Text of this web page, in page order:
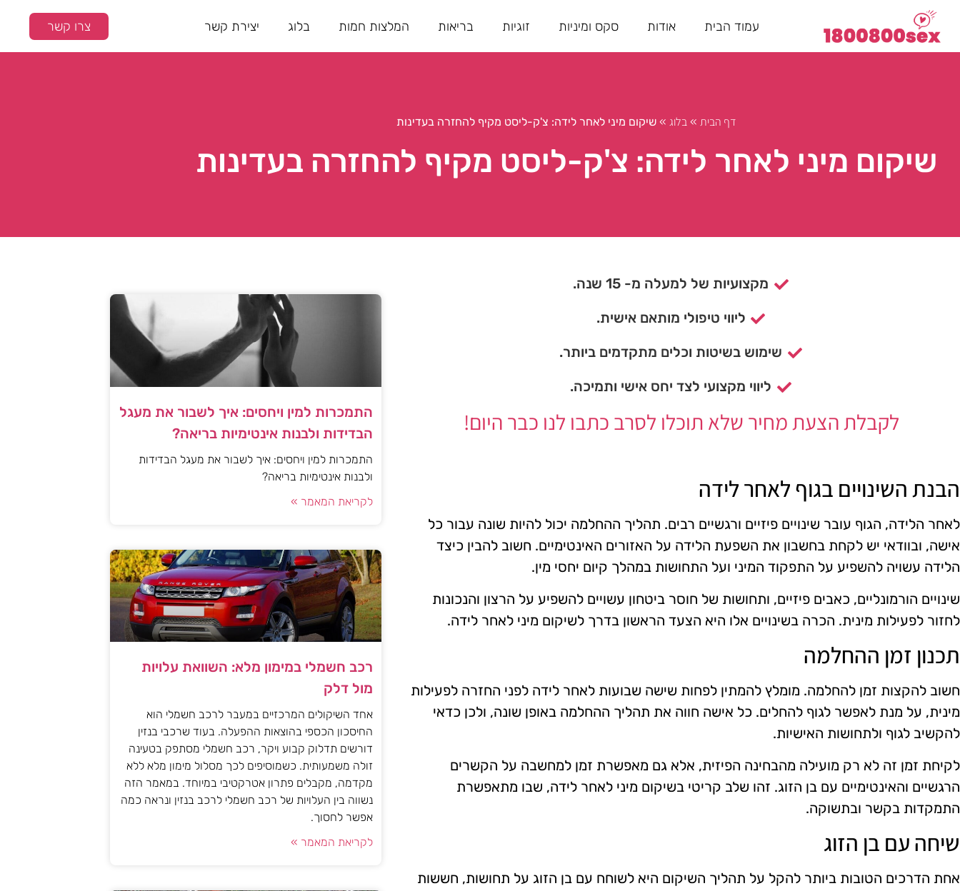
עמוד הבית אודות סקס ומיניות זוגיות בריאות המלצות חמות בלוג יצירת קשר צרו קשר
דף הבית » בלוג » שיקום מיני לאחר לידה: צ'ק-ליסט מקיף להחזרה בעדינות
שיקום מיני לאחר לידה: צ'ק-ליסט מקיף להחזרה בעדינות
מקצועיות של למעלה מ- 15 שנה.
ליווי טיפולי מותאם אישית.
שימוש בשיטות וכלים מתקדמים ביותר.
ליווי מקצועי לצד יחס אישי ותמיכה.
לקבלת הצעת מחיר שלא תוכלו לסרב כתבו לנו כבר היום!
הבנת השינויים בגוף לאחר לידה
לאחר הלידה, הגוף עובר שינויים פיזיים ורגשיים רבים. תהליך ההחלמה יכול להיות שונה עבור כל
אישה, ובוודאי יש לקחת בחשבון את השפעת הלידה על האזורים האינטימיים. חשוב להבין כיצד
הלידה עשויה להשפיע על התפקוד המיני ועל התחושות במהלך קיום יחסי מין.
שינויים הורמונליים, כאבים פיזיים, ותחושות של חוסר ביטחון עשויים להשפיע על הרצון והנכונות
לחזור לפעילות מינית. הכרה בשינויים אלו היא הצעד הראשון בדרך לשיקום מיני לאחר לידה.
תכנון זמן ההחלמה
חשוב להקצות זמן להחלמה. מומלץ להמתין לפחות שישה שבועות לאחר לידה לפני החזרה לפעילות
מינית, על מנת לאפשר לגוף להחלים. כל אישה חווה את תהליך ההחלמה באופן שונה, ולכן כדאי
להקשיב לגוף ולתחושות האישיות.
לקיחת זמן זה לא רק מועילה מהבחינה הפיזית, אלא גם מאפשרת זמן למחשבה על הקשרים
הרגשיים והאינטימיים עם בן הזוג. זהו שלב קריטי בשיקום מיני לאחר לידה, שבו מתאפשרת
התמקדות בקשר ובתשוקה.
שיחה עם בן הזוג
אחת הדרכים הטובות ביותר להקל על תהליך השיקום היא לשוחח עם בן הזוג על תחושות, חששות
התמכרות למין ויחסים: איך לשבור את מעגל
הבדידות ולבנות אינטימיות בריאה?
התמכרות למין ויחסים: איך לשבור את מעגל הבדידות
ולבנות אינטימיות בריאה?
לקריאת המאמר »
רכב חשמלי במימון מלא: השוואת עלויות
מול דלק
אחד השיקולים המרכזיים במעבר לרכב חשמלי הוא
החיסכון הכספי בהוצאות ההפעלה. בעוד שרכבי בנזין
דורשים תדלוק קבוע ויקר, רכב חשמלי מסתפק בטעינה
זולה משמעותית. כשמוסיפים לכך מסלול מימון מלא ללא
מקדמה, מקבלים פתרון אטרקטיבי במיוחד. במאמר הזה
נשווה בין העלויות של רכב חשמלי לרכב בנזין ונראה כמה
אפשר לחסוך.
לקריאת המאמר »